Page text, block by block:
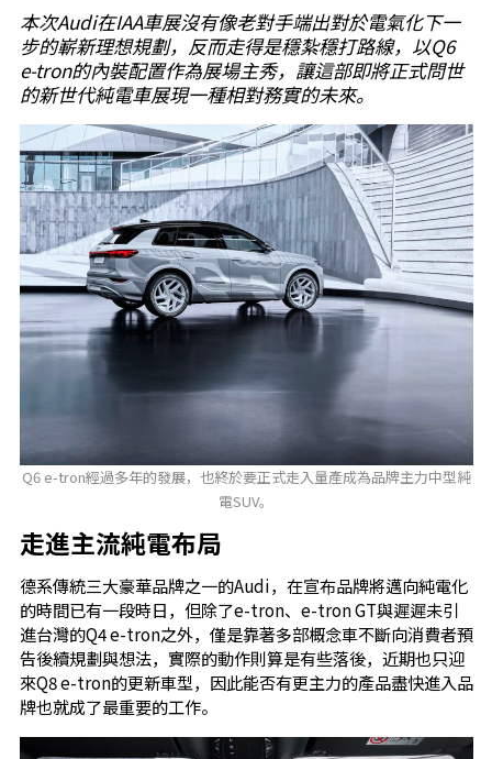
本次Audi在IAA車展沒有像老對手端出對於電氣化下一
步的嶄新理想規劃，反而走得是穩紮穩打路線，以Q6
e-tron的內裝配置作為展場主秀，讓這部即將正式問世
的新世代純電車展現一種相對務實的未來。
Q6 e-tron經過多年的發展，也終於要正式走入量產成為品牌主力中型純
電SUV。
走進主流純電布局
德系傳統三大豪華品牌之一的Audi，在宣布品牌將邁向純電化
的時間已有一段時日，但除了e-tron、e-tron GT與遲遲未引
進台灣的Q4 e-tron之外，僅是靠著多部概念車不斷向消費者預
告後續規劃與想法，實際的動作則算是有些落後，近期也只迎
來Q8 e-tron的更新車型，因此能否有更主力的產品盡快進入品
牌也就成了最重要的工作。